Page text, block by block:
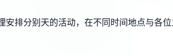
排分别天的活动，在不同时间地点与各